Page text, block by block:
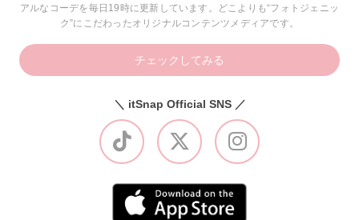
アルなコーデを毎日19時に更新しています。どこよりも“フォトジェニッ
ク”にこだわったオリジナルコンテンツメディアです。
チェックしてみる
＼ itSnap Official SNS ／